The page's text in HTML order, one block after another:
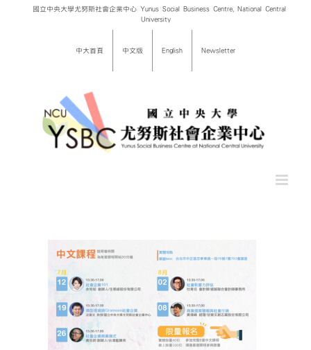
國立中央大學尤努斯社會企業中心 Yunus Social Business Centre, National Central
University
中大首頁 中文版 English Newsletter